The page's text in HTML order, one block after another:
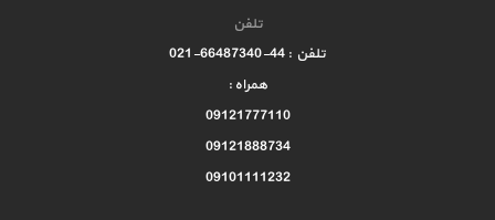
تلفن
تلفن : 44-66487340-021
همراه :
09121777110
09121888734
09101111232